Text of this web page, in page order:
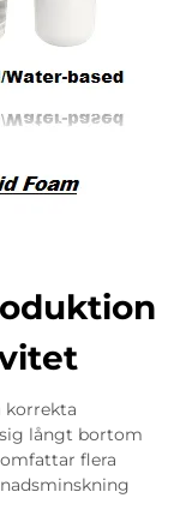
korrekta
långt bortom
flera